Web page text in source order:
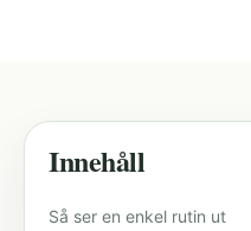
Innehåll
Så ser en enkel rutin ut